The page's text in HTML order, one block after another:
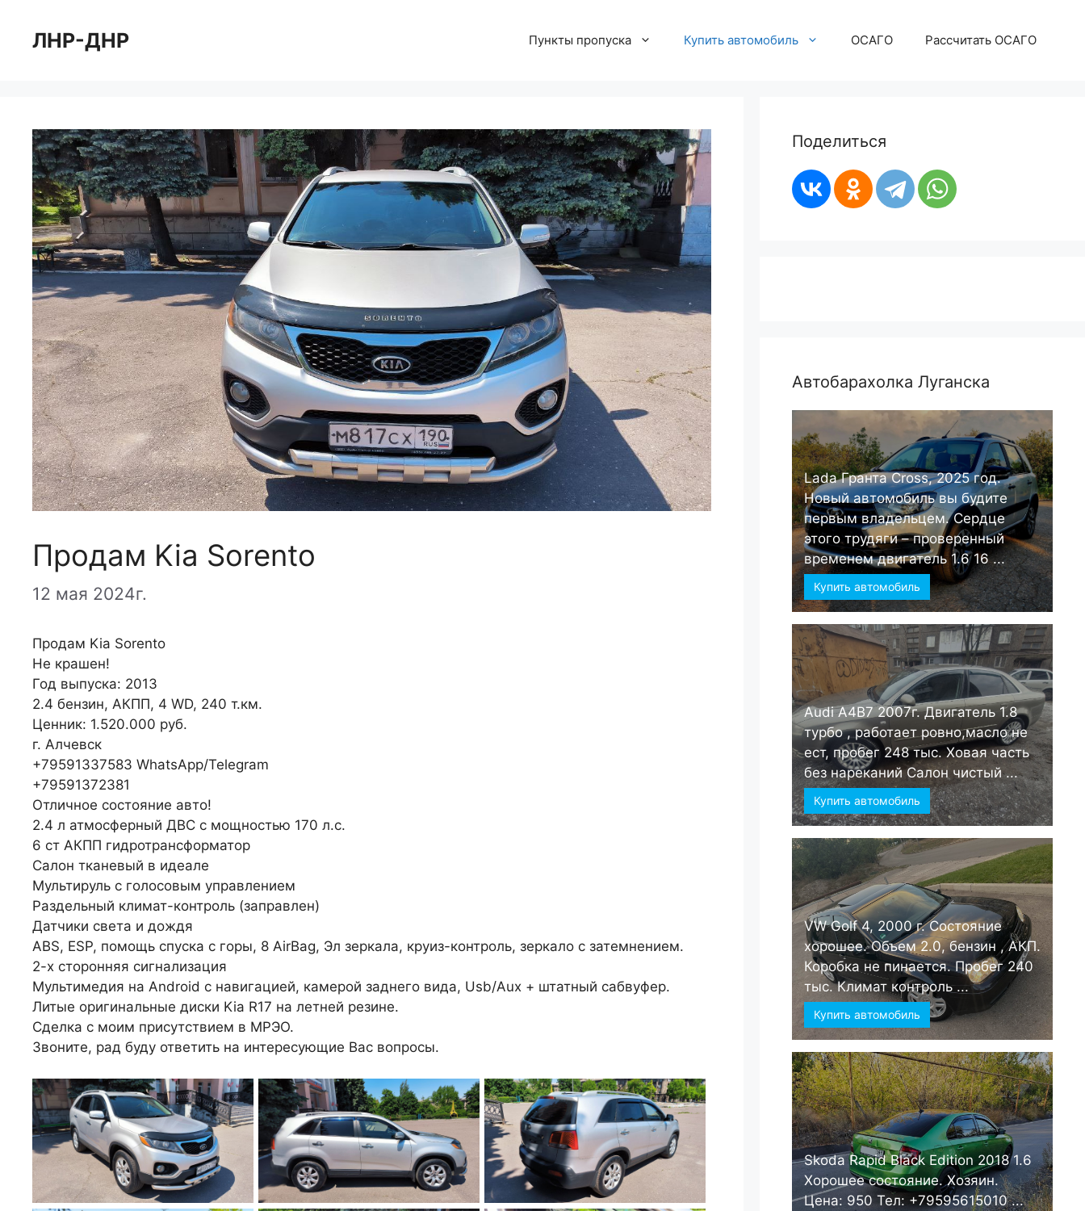
содержимому
ЛНР-ДНР Пункты пропуска Купить автомобиль ОСАГО Рассчитать ОСАГО
Продам Kia Sorento
12 мая 2024г.
Продам Kia Sorento
Не крашен!
Год выпуска: 2013
2.4 бензин, АКПП, 4 WD, 240 т.км.
Ценник: 1.520.000 руб.
г. Алчевск
+79591337583 WhatsApp/Telegram
+79591372381
Отличное состояние авто!
2.4 л атмосферный ДВС с мощностью 170 л.с.
6 ст АКПП гидротрансформатор
Салон тканевый в идеале
Мультируль с голосовым управлением
Раздельный климат-контроль (заправлен)
Датчики света и дождя
ABS, ESP, помощь спуска с горы, 8 AirBag, Эл зеркала, круиз-контроль, зеркало с затемнением.
2-х сторонняя сигнализация
Мультимедия на Android c навигацией, камерой заднего вида, Usb/Aux + штатный сабвуфер.
Литые оригинальные диски Kia R17 на летней резине.
Сделка с моим присутствием в МРЭО.
Звоните, рад буду ответить на интересующие Вас вопросы.
Поделиться
Автобарахолка Луганска
Lada Гранта Cross, 2025 год.
Новый автомобиль вы будите
первым владельцем. Сердце
этого трудяги – проверенный
временем двигатель 1.6 16 ...
Купить автомобиль
Audi А4B7 2007г. Двигатель 1.8
турбо , работает ровно,масло не
ест, пробег 248 тыс. Ховая часть
без нареканий Салон чистый ...
Купить автомобиль
VW Golf 4, 2000 г. Состояние
хорошее. Объем 2.0, бензин , АКП.
Коробка не пинается. Пробег 240
тыс. Климат контроль ...
Купить автомобиль
Skoda Rapid Black Edition 2018 1.6
Хорошее состояние. Хозяин.
Цена: 950 Тел: +79595615010 ...